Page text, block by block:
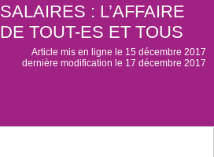
SALAIRES : L’AFFAIRE
DE TOUT-ES ET TOUS
Article mis en ligne le 15 décembre 2017
dernière modification le 17 décembre 2017